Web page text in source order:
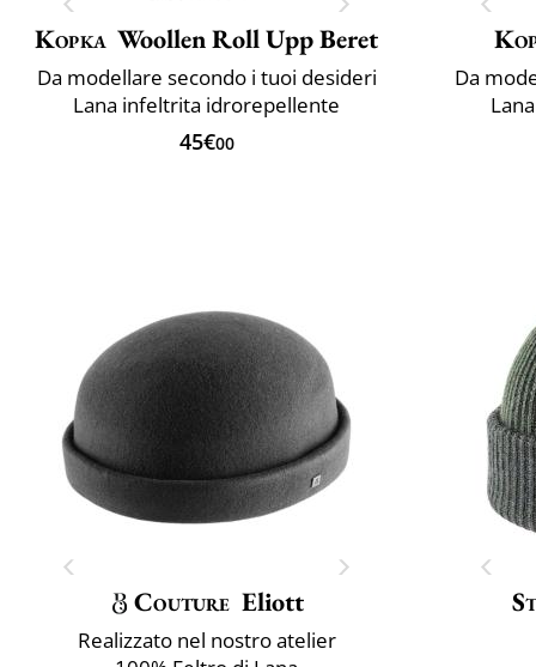
Kopka Woollen Roll Upp Beret
Da modellare secondo i tuoi desideri
Lana infeltrita idrorepellente
45€00
Da
Couture Eliott
Realizzato nel nostro atelier